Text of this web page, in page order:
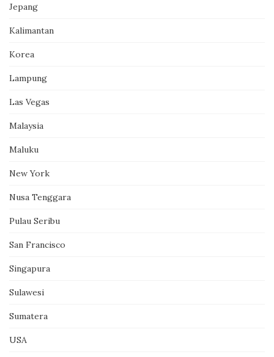
Jepang
Kalimantan
Korea
Lampung
Las Vegas
Malaysia
Maluku
New York
Nusa Tenggara
Pulau Seribu
San Francisco
Singapura
Sulawesi
Sumatera
USA